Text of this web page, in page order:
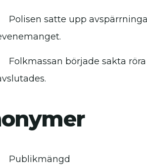
Polisen satte upp
Folkmassan började sakta
Publikmängd